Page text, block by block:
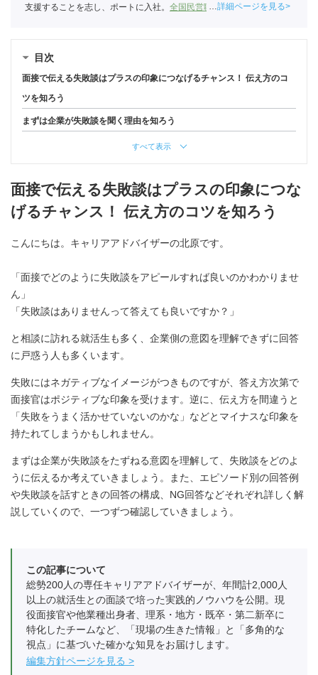
支援することを志し、ポートに入社。 全国民営職業紹介事業協会職業
詳細ページを見る
目次
面接で伝える失敗談はプラスの印象につなげるチャンス！ 伝え方のコ
ツを知ろう
まずは企業が失敗談を聞く理由を知ろう
すべて表示
面接で伝える失敗談はプラスの印象につな
げるチャンス！ 伝え方のコツを知ろう
こんにちは。キャリアアドバイザーの北原です。
「面接でどのように失敗談をアピールすれば良いのかわかりませ
ん」
「失敗談はありませんって答えても良いですか？」
と相談に訪れる就活生も多く、企業側の意図を理解できずに回答
に戸惑う人も多くいます。
失敗にはネガティブなイメージがつきものですが、答え方次第で
面接官はポジティブな印象を受けます。逆に、伝え方を間違うと
「失敗をうまく活かせていないのかな」などとマイナスな印象を
持たれてしまうかもしれません。
まずは企業が失敗談をたずねる意図を理解して、失敗談をどのよ
うに伝えるか考えていきましょう。また、エピソード別の回答例
や失敗談を話すときの回答の構成、NG回答などそれぞれ詳しく解
説していくので、一つずつ確認していきましょう。
この記事について
総勢200人の専任キャリアアドバイザーが、年間計2,000人
以上の就活生との面談で培った実践的ノウハウを公開。現
役面接官や他業種出身者、理系・地方・既卒・第二新卒に
特化したチームなど、「現場の生きた情報」と「多角的な
視点」に基づいた確かな知見をお届けします。
編集方針ページを見る